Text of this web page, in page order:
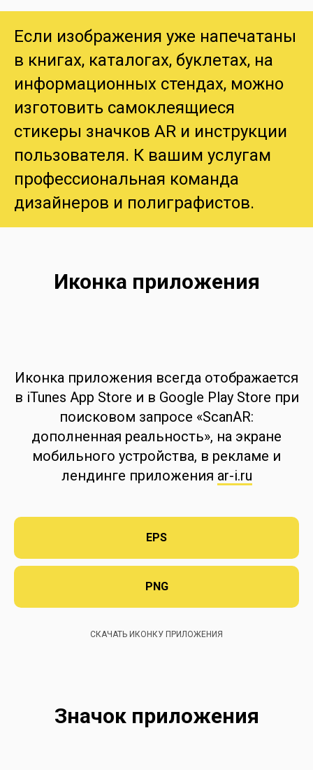
Если изображения уже напечатаны
в книгах, каталогах, буклетах, на
информационных стендах, можно
изготовить самоклеящиеся
стикеры значков AR и инструкции
пользователя. К вашим услугам
профессиональная команда
дизайнеров и полиграфистов.
Иконка приложения
Иконка приложения всегда отображается
в iTunes App Store и в Google Play Store при
поисковом запросе «ScanAR:
дополненная реальность», на экране
мобильного устройства, в рекламе и
лендинге приложения ar-i.ru
EPS
PNG
СКАЧАТЬ ИКОНКУ ПРИЛОЖЕНИЯ
Значок приложения